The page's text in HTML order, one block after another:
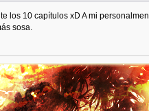
los 10 capítulos xD A mi
sosa.